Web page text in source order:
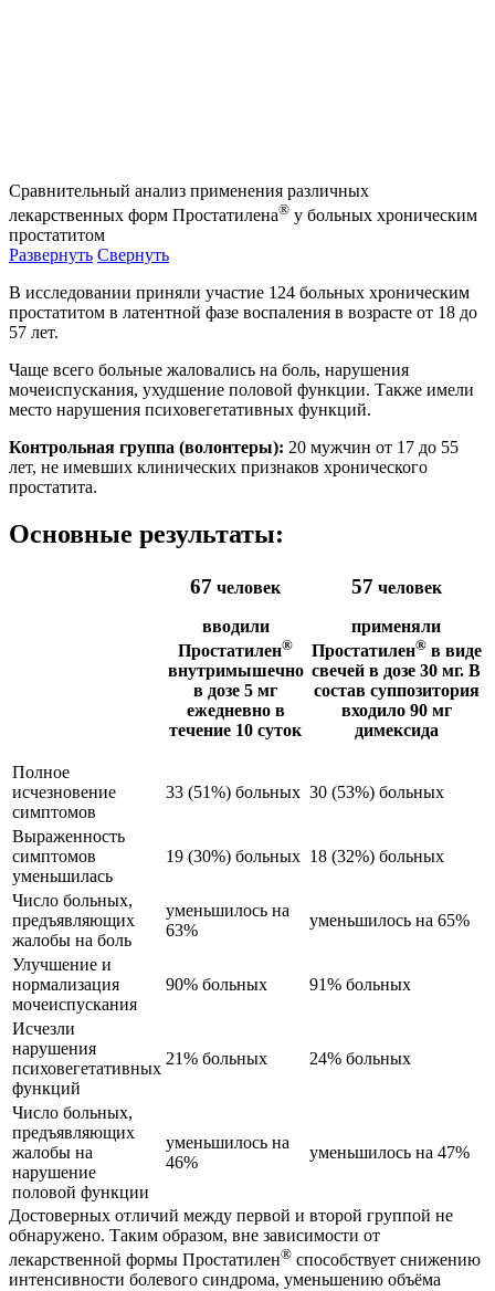
Сравнительный анализ применения различных
лекарственных форм Простатилена® у больных хроническим
простатитом
Развернуть Свернуть
В исследовании приняли участие 124 больных хроническим
простатитом в латентной фазе воспаления в возрасте от 18 до
57 лет.
Чаще всего больные жаловались на боль, нарушения
мочеиспускания, ухудшение половой функции. Также имели
место нарушения психовегетативных функций.
Контрольная группа (волонтеры): 20 мужчин от 17 до 55
лет, не имевших клинических признаков хронического
простатита.
Основные результаты:
67 человек
вводили
Простатилен®
внутримышечно
в дозе 5 мг
ежедневно в
течение 10 суток
57 человек
применяли
Простатилен®в виде
свечей в дозе 30 мг. В
состав суппозитория
входило 90 мг
димексида
Полное
исчезновение
симптомов
33 (51%) больных 30 (53%) больных
Выраженность
симптомов
уменьшилась
19 (30%) больных 18 (32%) больных
Число больных,
предъявляющих
жалобы на боль
уменьшилось на
63%
уменьшилось на 65%
Улучшение и
нормализация
мочеиспускания
90% больных 91% больных
Исчезли
нарушения
психовегетативных
функций
21% больных 24% больных
Число больных,
предъявляющих
жалобы на
нарушение
половой функции
уменьшилось на
46%
уменьшилось на 47%
Достоверных отличий между первой и второй группой не
обнаружено. Таким образом, вне зависимости от
лекарственной формы Простатилен® способствует снижению
интенсивности болевого синдрома, уменьшению объёма